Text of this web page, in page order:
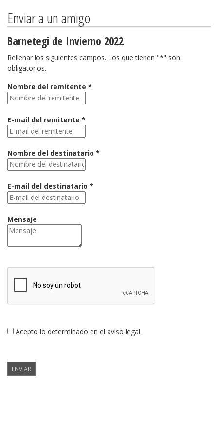
Enviar a un amigo
Barnetegi de Invierno 2022
Rellenar los siguientes campos. Los que tienen "*" son
obligatorios.
Nombre del remitente *
E-mail del remitente *
Nombre del destinatario *
E-mail del destinatario *
Mensaje
Acepto lo determinado en el aviso legal.
ENVIAR